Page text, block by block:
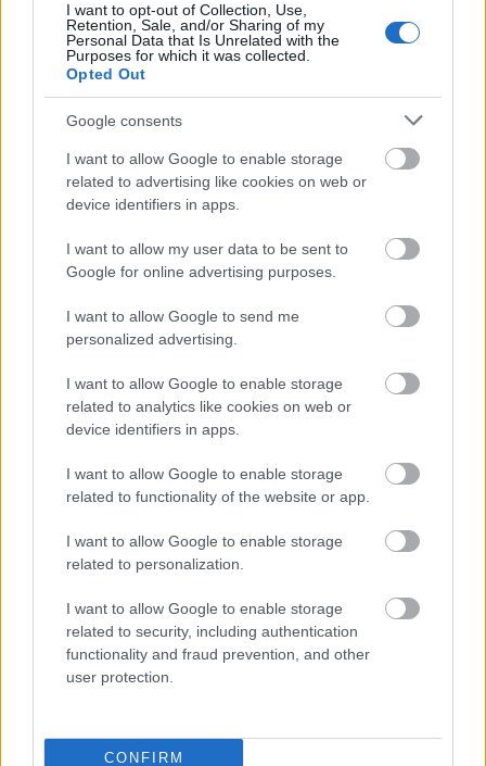
I want to opt-out of Collection, Use,
Retention, Sale, and/or Sharing of my
Personal Data that Is Unrelated with the
Purposes for which it was collected.
Opted Out
Google consents
I want to allow Google to enable storage
related to advertising like cookies on web or
device identifiers in apps.
I want to allow my user data to be sent to
Google for online advertising purposes.
I want to allow Google to send me
personalized advertising.
I want to allow Google to enable storage
related to analytics like cookies on web or
device identifiers in apps.
I want to allow Google to enable storage
related to functionality of the website or app.
I want to allow Google to enable storage
related to personalization.
I want to allow Google to enable storage
related to security, including authentication
functionality and fraud prevention, and other
user protection.
CONFIRM
Diósgyőr meccsen meghatározó elemek lehetnek. ...
600 jegy a diósgyőriek részére
A vasárnapi Kispest-DVTK meccs kapcsán találtunk
infót a jegyekkel kapcsolatosan, most ezt osztjuk
meg veletek!
Szurkolói busz indul ismét
Nyíregyházára!
2012. augusztus 02.
A DVSC klub szokásához híven ismét szurkolói buszt
indít Nyíregyházára, a DVSC-BATE Boriszov BL-
Több mint nyolcszázezer gyűlt össze
Bencének!
2012. augusztus 02.
Korábbi anyagunk utóéleteként, a DVTK-Újpest